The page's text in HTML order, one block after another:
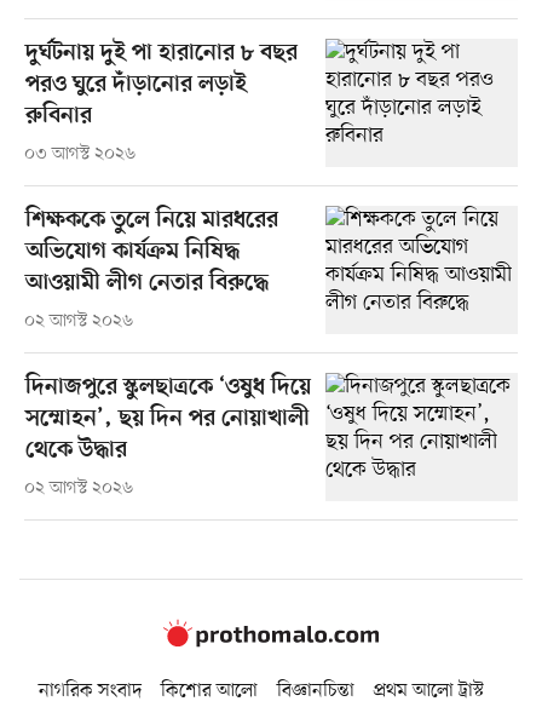
দুর্ঘটনায় দুই পা হারানোর ৮ বছর
পরও ঘুরে দাঁড়ানোর লড়াই
রুবিনার
০৩ আগস্ট ২০২৬
শিক্ষককে তুলে নিয়ে মারধরের
অভিযোগ কার্যক্রম নিষিদ্ধ
আওয়ামী লীগ নেতার বিরুদ্ধে
০২ আগস্ট ২০২৬
দিনাজপুরে স্কুলছাত্রকে ‘ওষুধ দিয়ে
সম্মোহন’, ছয় দিন পর নোয়াখালী
থেকে উদ্ধার
০২ আগস্ট ২০২৬
নাগরিক সংবাদ কিশোর আলো বিজ্ঞানচিন্তা
প্রথম আলো ট্রাস্ট